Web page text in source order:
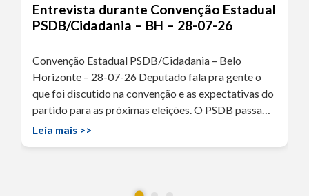
Entrevista durante Convenção Estadual
PSDB/Cidadania – BH – 28-07-26
Convenção Estadual PSDB/Cidadania – Belo
Horizonte – 28-07-26 Deputado fala pra gente o
que foi discutido na convenção e as expectativas do
partido para as próximas eleições. O PSDB passa…
Leia mais >>